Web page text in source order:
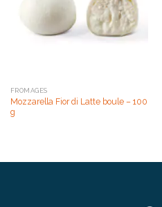
FROMAGES
Mozzarella Fior di Latte boule – 100
g